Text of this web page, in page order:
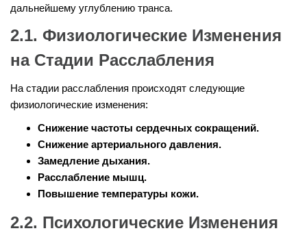
дальнейшему углублению транса.
2.1. Физиологические Изменения
на Стадии Расслабления
На стадии расслабления происходят следующие
физиологические изменения:
Снижение частоты сердечных сокращений.
Снижение артериального давления.
Замедление дыхания.
Расслабление мышц.
Повышение температуры кожи.
2.2. Психологические Изменения